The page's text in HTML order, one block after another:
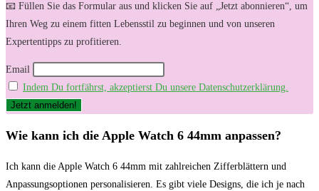
📧 Füllen Sie das Formular aus und klicken Sie auf „Jetzt abonnieren“, um
Ihren Weg zu einem fitten Lebensstil zu beginnen und von unseren
Expertentipps zu profitieren.
Email
Indem Du fortfährst, akzeptierst Du unsere Datenschutzerklärung.
Wie kann ich die Apple‍ Watch 6 44mm anpassen?
Ich ‍kann die Apple Watch 6 44mm mit⁤ zahlreichen Zifferblättern und
Anpassungsoptionen personalisieren. Es⁤ gibt viele Designs, ⁤die ich je nach